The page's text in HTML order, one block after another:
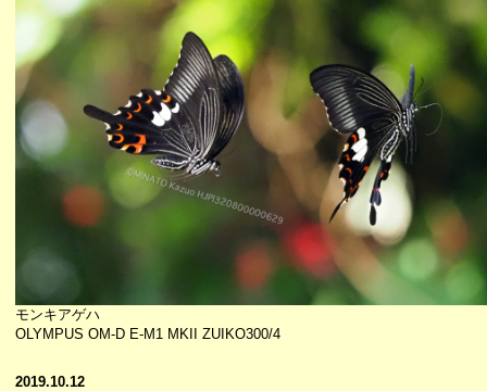
モンキアゲハ
OLYMPUS OM-D E-M1 MKII ZUIKO300/4
2019.10.12